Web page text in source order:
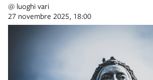
@ luoghi vari
27 novembre 2025, 18:00